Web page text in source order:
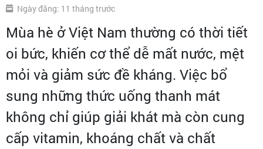
Ngày đăng: 11 tháng trước
Mùa hè ở Việt Nam thường có thời tiết
oi bức, khiến cơ thể dễ mất nước, mệt
mỏi và giảm sức đề kháng. Việc bổ
sung những thức uống thanh mát
không chỉ giúp giải khát mà còn cung
cấp vitamin, khoáng chất và chất